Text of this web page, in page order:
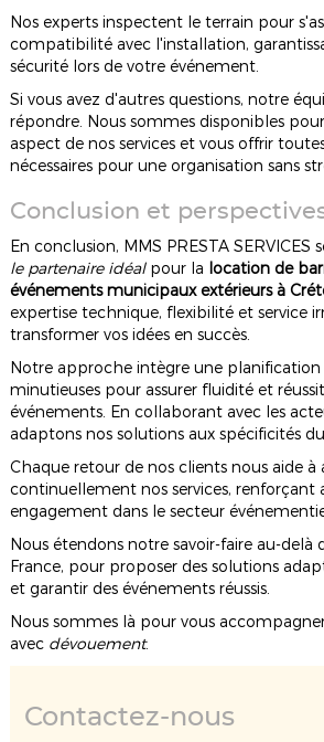
Nos experts inspectent le terrain pour
compatibilité avec l'installation,
sécurité lors de votre événement.
Si vous avez d'autres questions, notre
répondre. Nous sommes disponibles
aspect de nos services et vous offrir
nécessaires pour une organisation sans
Conclusion et
En conclusion, MMS PRESTA
le partenaire idéalpour la location de
événements municipaux extérieurs à
expertise technique, flexibilité et service
transformer vos idées en succès.
Notre approche intègre une
minutieuses pour assurer fluidité et
événements. En collaborant avec les
adaptons nos solutions aux spécificités
Chaque retour de nos clients nous aide à
continuellement nos services, renforçant
engagement dans le secteur
Nous étendons notre savoir-faire au-delà
France, pour proposer des solutions
et garantir des événements réussis.
Nous sommes là pour vous
avec dévouement.
Contactez-nous